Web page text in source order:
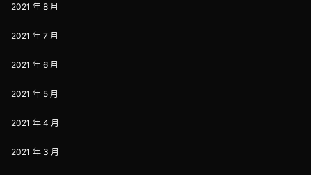
2021 年 8 月
2021 年 7 月
2021 年 6 月
2021 年 5 月
2021 年 4 月
2021 年 3 月